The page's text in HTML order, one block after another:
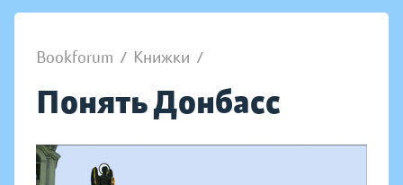
Bookforum / Книжки /
Понять Донбасс